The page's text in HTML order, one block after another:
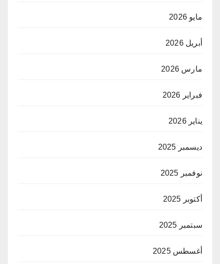
مايو 2026
أبريل 2026
مارس 2026
فبراير 2026
يناير 2026
ديسمبر 2025
نوفمبر 2025
أكتوبر 2025
سبتمبر 2025
أغسطس 2025